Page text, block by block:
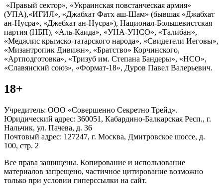
«Правый сектор», «Украинская повстанческая армия»
(УПА),«ИГИЛ», «Джабхат Фатх аш-Шам» (бывшая «Джабхат
ан-Нусра», «Джебхат ан-Нусра»), Национал-Большевистская
партия (НБП), «Аль-Каида», «УНА-УНСО», «Талибан»,
«Меджлис крымско-татарского народа», «Свидетели Иеговы»,
«Мизантропик Дивижн», «Братство» Корчинского,
«Артподготовка», «Тризуб им. Степана Бандеры», «НСО»,
«Славянский союз», «Формат-18», Дуров Павел Валерьевич.
18+
Учредитель: ООО «Совершенно Секретно Трейд».
Юридический адрес: 360051, Кабардино-Балкарская Респ., г.
Нальчик, ул. Пачева, д. 36
Почтовый адрес: 127247, г. Москва, Дмитровское шоссе, д.
100, стр. 2
Все права защищены. Копирование и использование
материалов запрещено, частичное цитирование возможно
только при условии гиперссылки на сайт.